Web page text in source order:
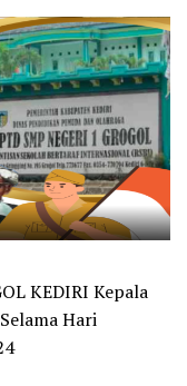
KEDIRI Kepala
Hari